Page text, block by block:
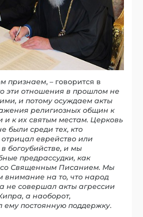
признаем, – говорится в
эти отношения в прошлом не
и потому осуждаем акты
религиозных общин к
и к их святым местам. Церковь
были среди тех, кто
еврейство или
богоубийстве, и мы
предрассудки, как
Священным Писанием. Мы
внимание на то, что народ
не совершал акты агрессии
а наоборот,
ему постоянную поддержку.